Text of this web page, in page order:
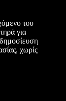
του
για
χωρίς